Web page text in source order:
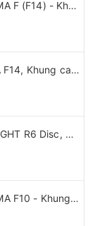
Xe đạp đua PINARELLO DOGMA F (F14) - Khung, vành Full Carbon, Full group Shimano 105 R7120 thắng đĩa dầu. Màu Đen/Đỏ
ROAD BIKE tay lái ngang PINA F14, Khung carbon - vành nhôm, groupsets Shimano 105. Thắng đĩa dầu
ROAD BIKE tay lái ngang HI-LIGHT R6 Disc, Khung TITANIUM - vành Carbon, groupsets Shimano 105 R7000 thắng dĩa dầu
Xe đạp đua PINARELLO DOGMA F10 - Khung, vành Full Carbon, Full group Shimano 105 R7000. Màu Đen/Đỏ